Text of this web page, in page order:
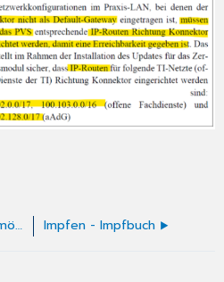
Impfen - Auswahlmöglichkeiten Impfen - Impfbuch